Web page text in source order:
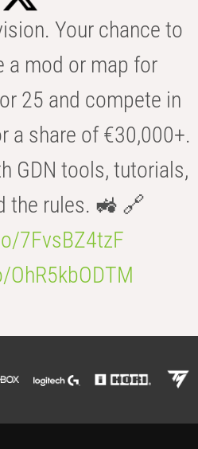
Your chance to
mod or map for
25 and compete in
a share of €30,000+.
GDN tools, tutorials,
the rules. 🚜 🔗
7FvsBZ4tzF